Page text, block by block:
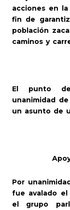
acciones en
fin de
población
caminos y
El punto
unanimidad
un asunto de
Por
fue avalado
el grupo